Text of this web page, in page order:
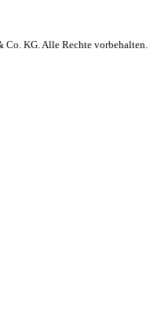
Co. KG. Alle Rechte vorbehalten.